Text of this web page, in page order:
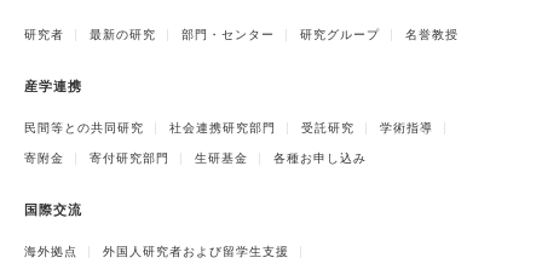
研究者 最新の研究 部門・センター 研究グループ 名誉教授
産学連携
民間等との共同研究 社会連携研究部門 受託研究 学術指導
寄附金 寄付研究部門 生研基金 各種お申し込み
国際交流
海外拠点 外国人研究者および留学生支援